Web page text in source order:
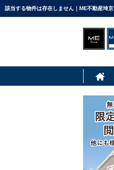
該当する物件は存在しません｜ME不動産埼京